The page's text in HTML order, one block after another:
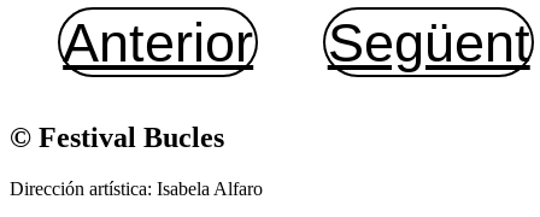
Anterior Següent
© Festival Bucles
Dirección artística: Isabela Alfaro